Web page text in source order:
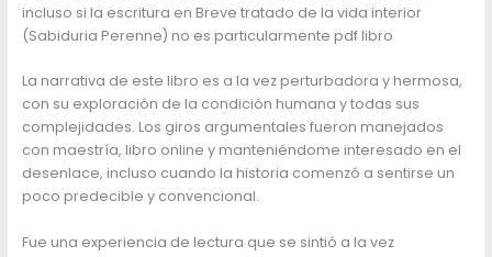
incluso si la escritura en Breve tratado de la vida interior
(Sabiduria Perenne) no es particularmente pdf libro
La narrativa de este libro es a la vez perturbadora y hermosa,
con su exploración de la condición humana y todas sus
complejidades. Los giros argumentales fueron manejados
con maestría, libro online​ y manteniéndome interesado en el
desenlace, incluso cuando la historia comenzó a sentirse un
poco predecible y convencional.
Fue una experiencia de lectura que se sintió a la vez